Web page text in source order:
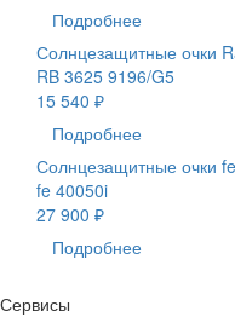
Подробнее
Солнцезащитные очки
RB 3625 9196/G5
15 540 ₽
Подробнее
Солнцезащитные очки
fe 40050i
27 900 ₽
Подробнее
Сервисы